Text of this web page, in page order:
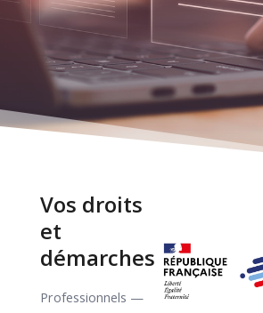
Vos droits
et
démarches
Professionnels —